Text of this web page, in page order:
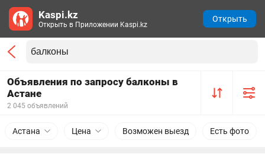
Объявления по запросу балконы в
Астане
2 045 объявлений
Астана Цена Возможен выезд Есть фото
Kaspi.kz
Открыть в Приложении Kaspi.kz
Открыть